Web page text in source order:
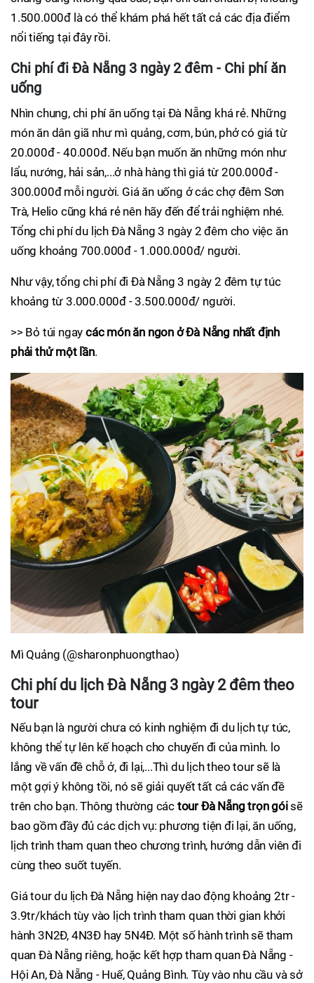
1.500.000đ là có thể khám phá hết tất cả các địa điểm
nổi tiếng tại đây rồi.
Chi phí đi Đà Nẵng 3 ngày 2 đêm - Chi phí ăn
uống
Nhìn chung, chi phí ăn uống tại Đà Nẵng khá rẻ. Những
món ăn dân giã như mì quảng, cơm, bún, phở có giá từ
20.000đ - 40.000đ. Nếu bạn muốn ăn những món như
lẩu, nướng, hải sản,...ở nhà hàng thì giá từ 200.000đ -
300.000đ mỗi người. Giá ăn uống ở các chợ đêm Sơn
Trà, Helio cũng khá rẻ nên hãy đến để trải nghiệm nhé.
Tổng chi phí du lịch Đà Nẵng 3 ngày 2 đêm cho việc ăn
uống khoảng 700.000đ - 1.000.000đ/ người.
Như vậy, tổng chi phí đi Đà Nẵng 3 ngày 2 đêm tự túc
khoảng từ 3.000.000đ - 3.500.000đ/ người.
>> Bỏ túi ngay các món ăn ngon ở Đà Nẵng nhất định
phải thử một lần.
Mì Quảng (@sharonphuongthao)
Chi phí du lịch Đà Nẵng 3 ngày 2 đêm theo
tour
Nếu bạn là người chưa có kinh nghiệm đi du lịch tự túc,
không thể tự lên kế hoạch cho chuyến đi của mình. lo
lắng về vấn đề chỗ ở, đi lại,...Thì du lịch theo tour sẽ là
một gợi ý không tồi, nó sẽ giải quyết tất cả các vấn đề
trên cho bạn. Thông thường các tour Đà Nẵng trọn góisẽ
bao gồm đầy đủ các dịch vụ: phương tiện đi lại, ăn uống,
lịch trình tham quan theo chương trình, hướng dẫn viên đi
cùng theo suốt tuyến.
Giá tour du lịch Đà Nẵng hiện nay dao động khoảng 2tr -
3.9tr/khách tùy vào lịch trình tham quan thời gian khởi
hành 3N2Đ, 4N3Đ hay 5N4Đ. Một số hành trình sẽ tham
quan Đà Nẵng riêng, hoặc kết hợp tham quan Đà Nẵng -
Hội An, Đà Nẵng - Huế, Quảng Bình. Tùy vào nhu cầu và sở